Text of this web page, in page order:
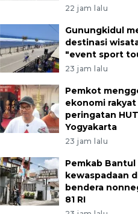
22 jam lalu
Gunungkidul
destinasi
"event sport
23 jam lalu
Pemkot
ekonomi
peringatan
Yogyakarta
23 jam lalu
Pemkab
kewaspadaan
bendera
81 RI